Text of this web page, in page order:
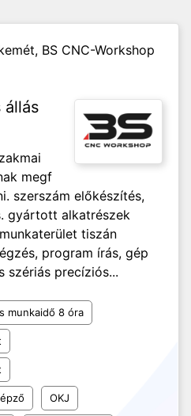
BS CNC-Workshop
állás
megf
szerszám előkészítés,
gyártott alkatrészek
tiszán
program írás, gép
szériás precíziós...
munkaidő 8 óra
OKJ